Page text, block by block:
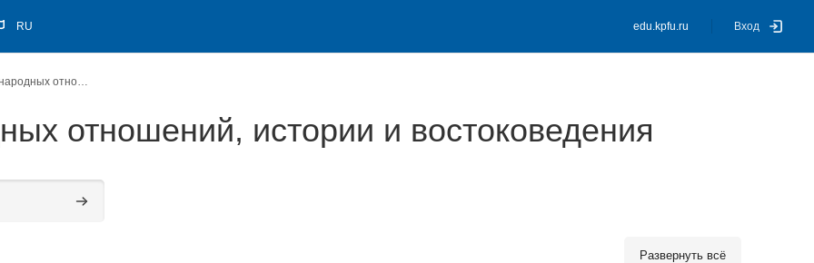
RU edu.kpfu.ru Вход
Институт международных отношений, истории и востоковедения
отношений, истории и востоковедения
Поиск курса
Развернуть всё